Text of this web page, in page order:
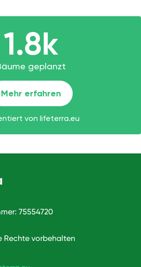
75554720
Rechte vorbehalten